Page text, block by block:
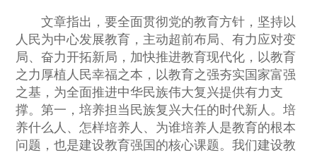
文章指出，要全面贯彻党的教育方针，坚持以
人民为中心发展教育，主动超前布局、有力应对变
局、奋力开拓新局，加快推进教育现代化，以教育
之力厚植人民幸福之本，以教育之强夯实国家富强
之基，为全面推进中华民族伟大复兴提供有力支
撑。第一，培养担当民族复兴大任的时代新人。培
养什么人、怎样培养人、为谁培养人是教育的根本
问题，也是建设教育强国的核心课题。我们建设教